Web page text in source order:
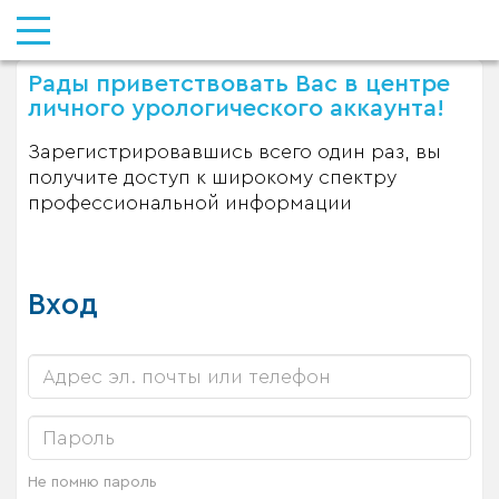
Рады приветствовать Вас в центре
личного урологического аккаунта!
Зарегистрировавшись всего один раз, вы
получите доступ к широкому спектру
профессиональной информации
Вход
Не помню пароль